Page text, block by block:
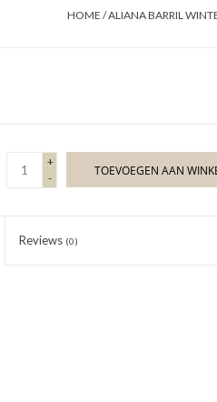
HOME /ALIANA BARRIL
+
-
TOEVOEGEN AAN
Reviews (0)